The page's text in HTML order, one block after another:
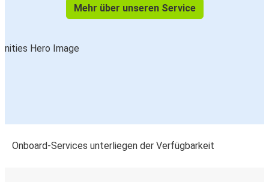
Hannover
Lüttich
Mehr über unseren Service
Onboard-Services unterliegen der Verfügbarkeit